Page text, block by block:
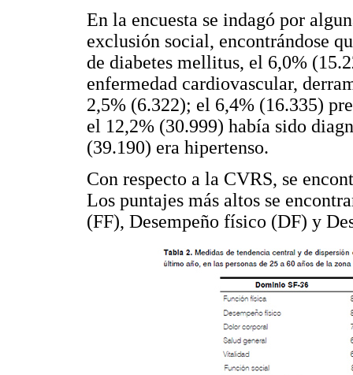
En la encuesta se indagó por
exclusión social, encontrándose
de diabetes mellitus, el 6,0%
enfermedad cardiovascular,
2,5% (6.322); el 6,4% (16.335)
el 12,2% (30.999) había sido
(39.190) era hipertenso.
Con respecto a la CVRS, se
Los puntajes más altos se
(FF), Desempeño físico (DF) y